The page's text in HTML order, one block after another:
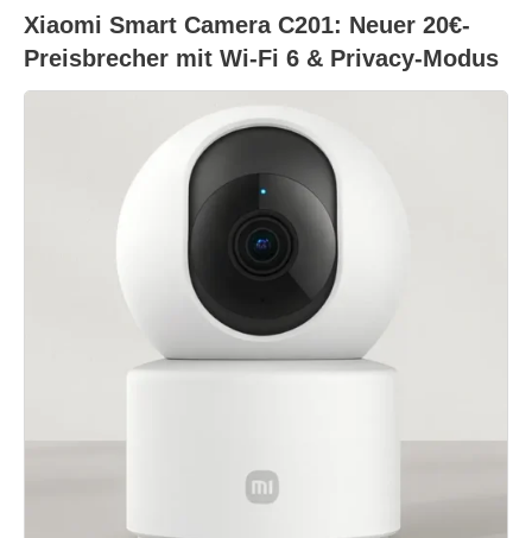
Xiaomi Smart Camera C201: Neuer 20€-
Preisbrecher mit Wi-Fi 6 & Privacy-Modus